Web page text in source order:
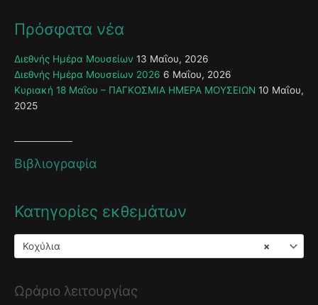
Πρόσφατα νέα
Διεθνής Ημέρα Μουσείων 13 Μαΐου, 2026
Διεθνής Ημέρα Μουσείων 2026 6 Μαΐου, 2026
Κυριακή 18 Μαΐου – ΠΑΓΚΟΣΜΙΑ ΗΜΕΡΑ ΜΟΥΣΕΙΩΝ 10 Μαΐου,
2025
Βιβλιογραφία
Κατηγορίες εκθεμάτων
×
Κοχύλια
Ωράριο λειτουργίας